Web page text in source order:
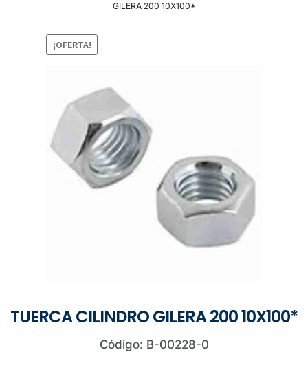
GILERA 200 10X100*
¡OFERTA!
TUERCA CILINDRO GILERA 200 10X100*
Código: B-00228-0